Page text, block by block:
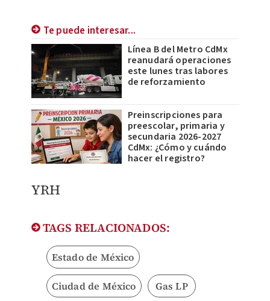
Te puede interesar...
Línea B del Metro CdMx
reanudará operaciones
este lunes tras labores
de reforzamiento
Preinscripciones para
preescolar, primaria y
secundaria 2026-2027
CdMx: ¿Cómo y cuándo
hacer el registro?
YRH
TAGS RELACIONADOS:
Estado de México
Ciudad de México Gas LP